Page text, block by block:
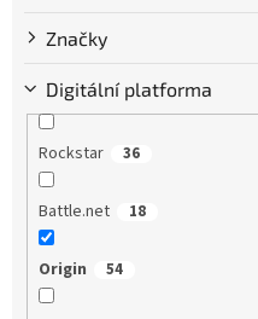
Značky
Digitální platforma
Rockstar 36
Battle.net 18
Origin 54